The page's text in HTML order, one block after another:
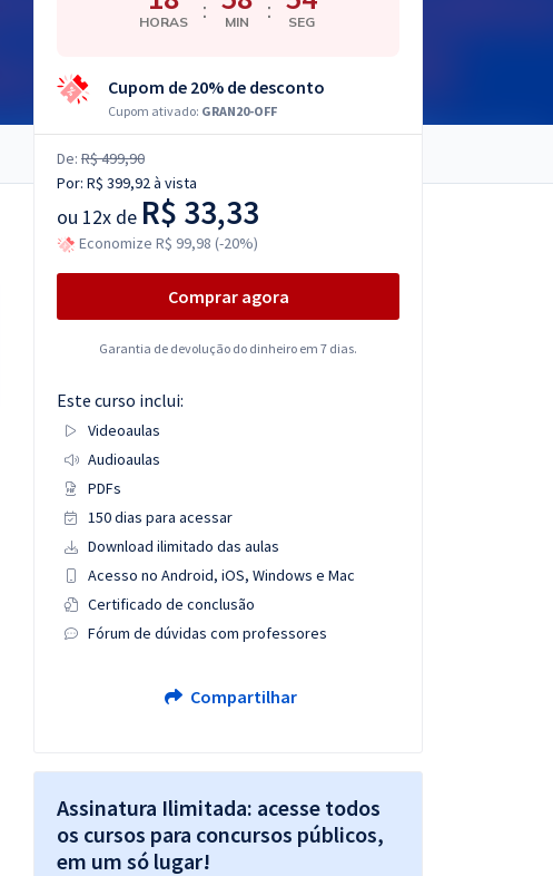
HORAS : MIN : SEG
Cupom de 20% de desconto
Cupom ativado: GRAN20-OFF
De: R$ 499,90
Por: R$ 399,92à vista
ou 12x de R$ 33,33
Economize R$ 99,98 (-20%)
Comprar agora
Garantia de devolução do dinheiro em 7 dias.
Este curso inclui:
Videoaulas
Audioaulas
PDFs
150 dias para acessar
Download ilimitado das aulas
Acesso no Android, iOS, Windows e Mac
Certificado de conclusão
Fórum de dúvidas com professores
Compartilhar
Assinatura Ilimitada: acesse todos
os cursos para concursos públicos,
em um só lugar!